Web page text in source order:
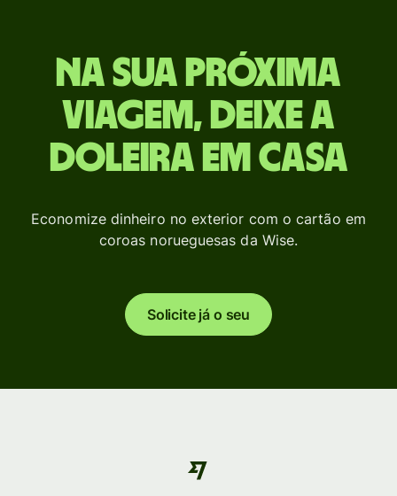
Na sua próxima
viagem, deixe a
doleira em casa
Economize dinheiro no exterior com o cartão em
coroas norueguesas da Wise.
Solicite já o seu